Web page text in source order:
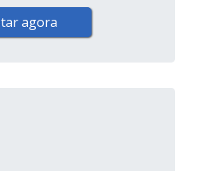
agora